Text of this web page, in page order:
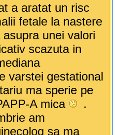
a aratat un risc
fetale la nastere
unei valori
scazuta in
varstei gestational
ma sperie pe
A mica
.
am
sa ma